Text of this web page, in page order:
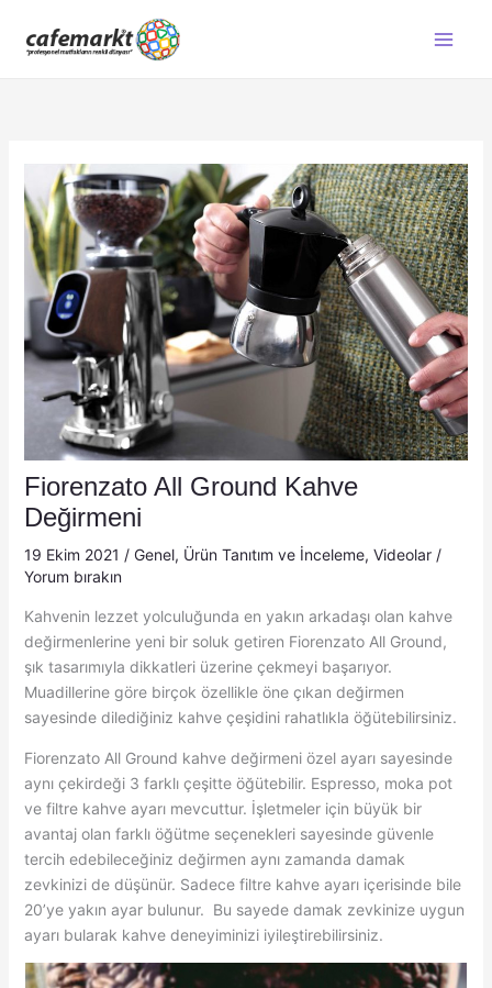
Fiorenzato All Ground Kahve
Değirmeni
19 Ekim 2021 / Genel, Ürün Tanıtım ve İnceleme, Videolar/
Yorum bırakın
Kahvenin lezzet yolculuğunda en yakın arkadaşı olan kahve
değirmenlerine yeni bir soluk getiren Fiorenzato All Ground,
şık tasarımıyla dikkatleri üzerine çekmeyi başarıyor.
Muadillerine göre birçok özellikle öne çıkan değirmen
sayesinde dilediğiniz kahve çeşidini rahatlıkla öğütebilirsiniz.
Fiorenzato All Ground kahve değirmeni özel ayarı sayesinde
aynı çekirdeği 3 farklı çeşitte öğütebilir. Espresso, moka pot
ve filtre kahve ayarı mevcuttur. İşletmeler için büyük bir
avantaj olan farklı öğütme seçenekleri sayesinde güvenle
tercih edebileceğiniz değirmen aynı zamanda damak
zevkinizi de düşünür. Sadece filtre kahve ayarı içerisinde bile
20’ye yakın ayar bulunur. Bu sayede damak zevkinize uygun
ayarı bularak kahve deneyiminizi iyileştirebilirsiniz.